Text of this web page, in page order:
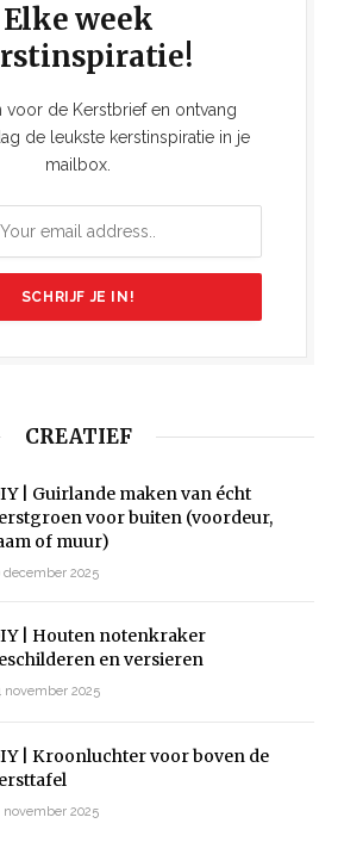
Elke week
voor de Kerstbrief en ontvang
de leukste kerstinspiratie in je
mailbox.
CREATIEF
| Guirlande maken van écht
voor buiten (voordeur,
of muur)
december 2025
| Houten notenkraker
en versieren
november 2025
| Kroonluchter voor boven de
november 2025